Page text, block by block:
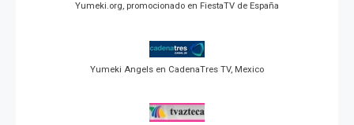
Yumeki.org, promocionado en FiestaTV de España
Yumeki Angels en CadenaTres TV, Mexico